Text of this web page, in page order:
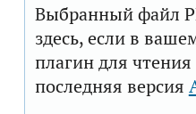
Выбранный файл
здесь, если в
плагин для
последняя версия